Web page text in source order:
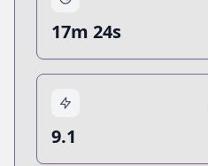
17m 24s
9.1